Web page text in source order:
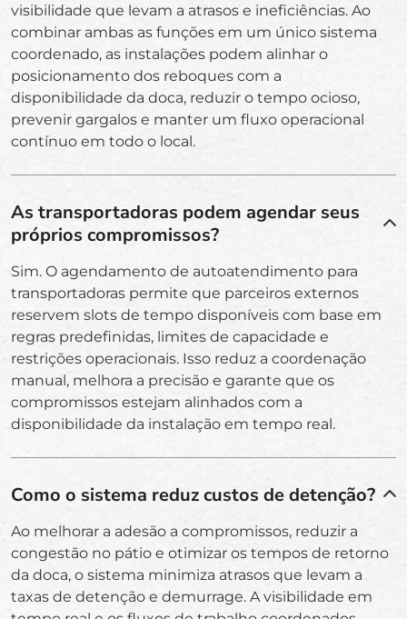
visibilidade que levam a atrasos e ineficiências. Ao
combinar ambas as funções em um único sistema
coordenado, as instalações podem alinhar o
posicionamento dos reboques com a
disponibilidade da doca, reduzir o tempo ocioso,
prevenir gargalos e manter um fluxo operacional
contínuo em todo o local.
As transportadoras podem agendar seus
próprios compromissos?
Sim. O agendamento de autoatendimento para
transportadoras permite que parceiros externos
reservem slots de tempo disponíveis com base em
regras predefinidas, limites de capacidade e
restrições operacionais. Isso reduz a coordenação
manual, melhora a precisão e garante que os
compromissos estejam alinhados com a
disponibilidade da instalação em tempo real.
Como o sistema reduz custos de detenção?
Ao melhorar a adesão a compromissos, reduzir a
congestão no pátio e otimizar os tempos de retorno
da doca, o sistema minimiza atrasos que levam a
taxas de detenção e demurrage. A visibilidade em